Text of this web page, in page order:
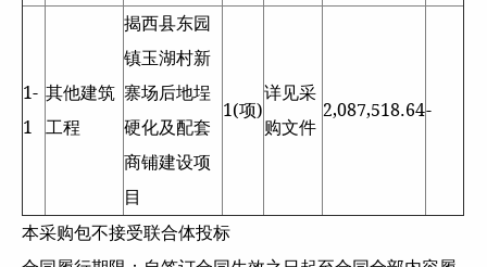
1-
1
其他建筑
工程
揭西县东园
镇玉湖村新
寨场后地埕
硬化及配套
商铺建设项
目
1(项)
详见采
购文件
2,087,518.64-
本采购包不接受联合体投标